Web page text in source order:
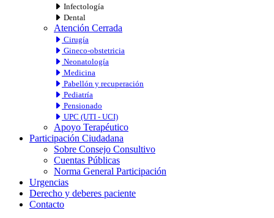
Infectología
Dental
Atención Cerrada
Cirugía
Gineco-obstetricia
Neonatología
Medicina
Pabellón y recuperación
Pediatría
Pensionado
UPC (UTI - UCI)
Apoyo Terapéutico
Participación Ciudadana
Sobre Consejo Consultivo
Cuentas Públicas
Norma General Participación
Urgencias
Derecho y deberes paciente
Contacto